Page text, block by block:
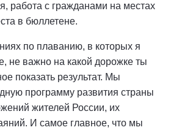
работа с гражданами на местах
в бюллетене.
по плаванию, в которых я
не важно на какой дорожке ты
показать результат. Мы
программу развития страны
жителей России, их
И самое главное, что мы